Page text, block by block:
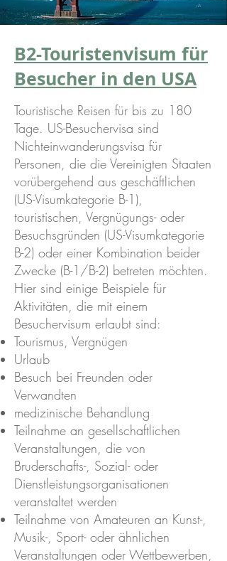
B2-Touristenvisum für
Besucher in den USA
Touristische Reisen für bis zu 180
Tage. US-Besuchervisa sind
Nichteinwanderungsvisa für
Personen, die die Vereinigten Staaten
vorübergehend aus geschäftlichen
(US-Visumkategorie B-1),
touristischen, Vergnügungs- oder
Besuchsgründen (US-Visumkategorie
B-2) oder einer Kombination beider
Zwecke (B-1/B-2) betreten möchten.
Hier sind einige Beispiele für
Aktivitäten, die mit einem
Besuchervisum erlaubt sind:
Tourismus, Vergnügen
Urlaub
Besuch bei Freunden oder
Verwandten
medizinische Behandlung
Teilnahme an gesellschaftlichen
Veranstaltungen, die von
Bruderschafts-, Sozial- oder
Dienstleistungsorganisationen
veranstaltet werden
Teilnahme von Amateuren an Kunst-,
Musik-, Sport- oder ähnlichen
Veranstaltungen oder Wettbewerben,